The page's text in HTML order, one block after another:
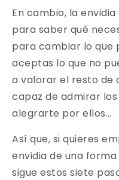
En cambio, la
para saber qué
para cambiar lo que
aceptas lo que no
a valorar el resto de
capaz de admirar
alegrarte por ellos…
Así que, si quieres
envidia de una
sigue estos siete